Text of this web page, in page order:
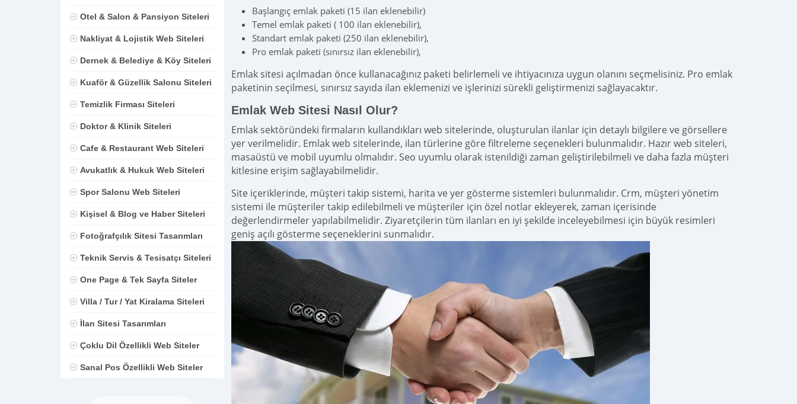
Otel & Salon & Pansiyon Siteleri
Nakliyat & Lojistik Web Siteleri
Dernek & Belediye & Köy Siteleri
Kuaför & Güzellik Salonu Siteleri
Temizlik Firması Siteleri
Doktor & Klinik Siteleri
Cafe & Restaurant Web Siteleri
Avukatlık & Hukuk Web Siteleri
Spor Salonu Web Siteleri
Kişisel & Blog ve Haber Siteleri
Fotoğrafçılık Sitesi Tasarımları
Teknik Servis & Tesisatçı Siteleri
One Page & Tek Sayfa Siteler
Villa / Tur / Yat Kiralama Siteleri
İlan Sitesi Tasarımları
Çoklu Dil Özellikli Web Siteler
Sanal Pos Özellikli Web Siteler
Başlangıç emlak paketi (15 ilan eklenebilir)
Temel emlak paketi ( 100 ilan eklenebilir),
Standart emlak paketi (250 ilan eklenebilir),
Pro emlak paketi (sınırsız ilan eklenebilir),
Emlak sitesi açılmadan önce kullanacağınız paketi belirlemeli ve ihtiyacınıza uygun olanını seçmelisiniz. Pro emlak
paketinin seçilmesi, sınırsız sayıda ilan eklemenizi ve işlerinizi sürekli geliştirmenizi sağlayacaktır.
Emlak Web Sitesi Nasıl Olur?
Emlak sektöründeki firmaların kullandıkları web sitelerinde, oluşturulan ilanlar için detaylı bilgilere ve görsellere
yer verilmelidir. Emlak web sitelerinde, ilan türlerine göre filtreleme seçenekleri bulunmalıdır. Hazır web siteleri,
masaüstü ve mobil uyumlu olmalıdır. Seo uyumlu olarak istenildiği zaman geliştirilebilmeli ve daha fazla müşteri
kitlesine erişim sağlayabilmelidir.
Site içeriklerinde, müşteri takip sistemi, harita ve yer gösterme sistemleri bulunmalıdır. Crm, müşteri yönetim
sistemi ile müşteriler takip edilebilmeli ve müşteriler için özel notlar ekleyerek, zaman içerisinde
değerlendirmeler yapılabilmelidir. Ziyaretçilerin tüm ilanları en iyi şekilde inceleyebilmesi için büyük resimleri
geniş açılı gösterme seçeneklerini sunmalıdır.